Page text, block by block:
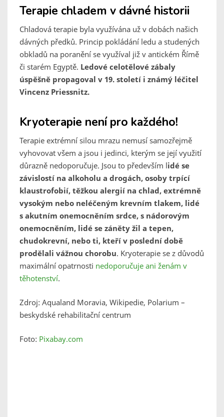
Terapie chladem v dávné historii
Chladová terapie byla využívána už v dobách našich
dávných předků. Princip pokládání ledu a studených
obkladů na poranění se využíval již v antickém Římě
či starém Egyptě. Ledové celotělové zábaly
úspěšně propagoval v 19. století i známý léčitel
Vincenz Priessnitz.
Kryoterapie není pro každého!
Terapie extrémní silou mrazu nemusí samozřejmě
vyhovovat všem a jsou i jedinci, kterým se její využití
důrazně nedoporučuje. Jsou to především lidé se
závislostí na alkoholu a drogách, osoby trpící
klaustrofobií, těžkou alergií na chlad, extrémně
vysokým nebo neléčeným krevním tlakem, lidé
s akutním onemocněním srdce, s nádorovým
onemocněním, lidé se záněty žil a tepen,
chudokrevní, nebo ti, kteří v poslední době
prodělali vážnou chorobu. Kryoterapie se z důvodů
maximální opatrnosti nedoporučuje ani ženám v
těhotenství.
Zdroj: Aqualand Moravia, Wikipedie, Polarium –
beskydské rehabilitační centrum
Foto: Pixabay.com